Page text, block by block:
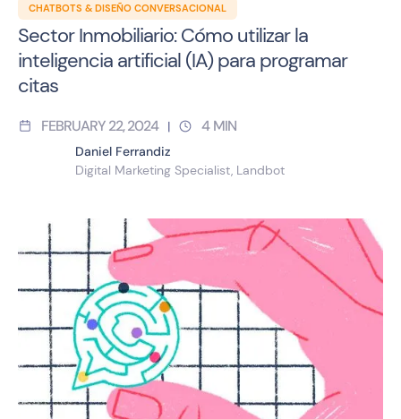
CHATBOTS & DISEÑO CONVERSACIONAL
Sector Inmobiliario: Cómo utilizar la
inteligencia artificial (IA) para programar
citas
FEBRUARY 22, 2024 | 4 MIN
Daniel Ferrandiz
Digital Marketing Specialist, Landbot